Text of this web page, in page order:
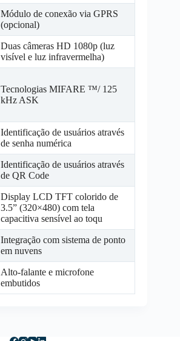
Módulo de conexão via GPRS
(opcional)
Duas câmeras HD 1080p (luz
visível e luz infravermelha)
Tecnologias MIFARE ™/ 125
kHz ASK
Identificação de usuários através
de senha numérica
Identificação de usuários através
de QR Code
Display LCD TFT colorido de
3.5” (320×480) com tela
capacitiva sensível ao toqu
Integração com sistema de ponto
em nuvens
Alto-falante e microfone
embutidos